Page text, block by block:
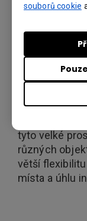
souborů cookie
životností 20
volbou i s
To platilo
by přístup k
nebo jiném
Laserový
tyto velké
různých
větší
místa a úhlu